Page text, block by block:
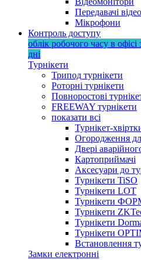
Передавачі
Мікрофони
Контроль доступу
облік робочого часу в офісі
дні
Турнікети
Трипод турнікети
Роторні турнікети
Повноростові
FREEWAY турнікети
показати всі
Турнікет-
Огородження
Двері
Картоприймачі
Аксесуари до
Турнікети TiSO
Турнікети LOT
Турнікети
Турнікети
Турнікети
Турнікети
Встановлення
Замки електронні